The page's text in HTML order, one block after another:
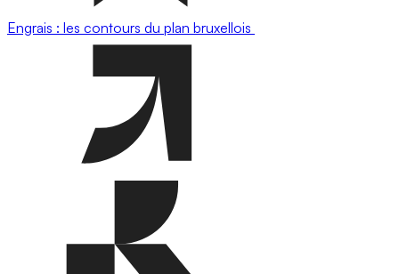
Engrais : les contours du plan bruxellois